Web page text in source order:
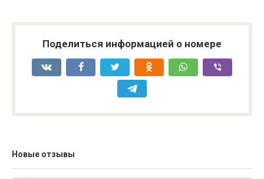
Поделиться информацией о номере
Новые отзывы